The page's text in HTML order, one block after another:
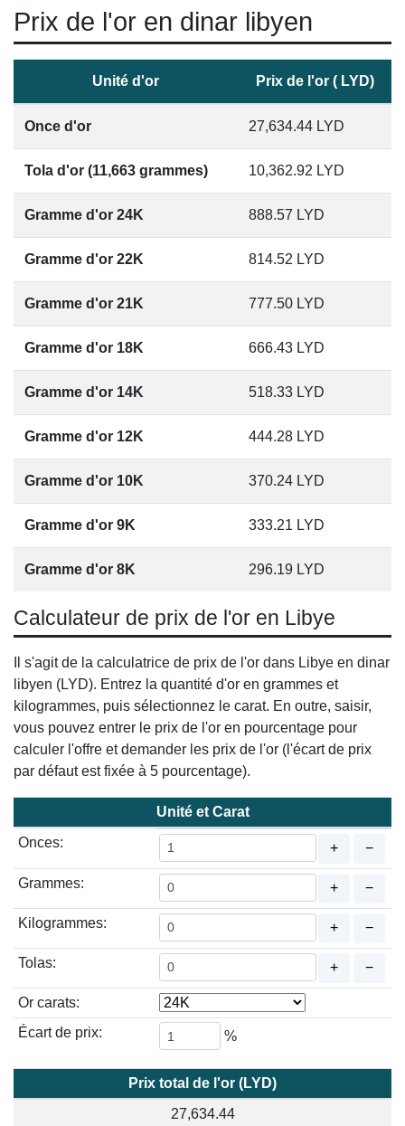
Prix de l'or en dinar libyen
Unité d'or Prix de l'or ( LYD)
Once d'or 27,634.44 LYD
Tola d'or (11,663 grammes) 10,362.92 LYD
Gramme d'or 24K 888.57 LYD
Gramme d'or 22K 814.52 LYD
Gramme d'or 21K 777.50 LYD
Gramme d'or 18K 666.43 LYD
Gramme d'or 14K 518.33 LYD
Gramme d'or 12K 444.28 LYD
Gramme d'or 10K 370.24 LYD
Gramme d'or 9K 333.21 LYD
Gramme d'or 8K 296.19 LYD
Calculateur de prix de l'or en Libye
Il s'agit de la calculatrice de prix de l'or dans Libye en dinar
libyen (LYD). Entrez la quantité d'or en grammes et
kilogrammes, puis sélectionnez le carat. En outre, saisir,
vous pouvez entrer le prix de l'or en pourcentage pour
calculer l'offre et demander les prix de l'or (l'écart de prix
par défaut est fixée à 5 pourcentage).
Unité et Carat
Onces:
+ −
Grammes: + −
Kilogrammes: + −
Tolas: + −
Or carats:
Écart de prix:
%
Prix total de l'or (LYD)
27,634.44